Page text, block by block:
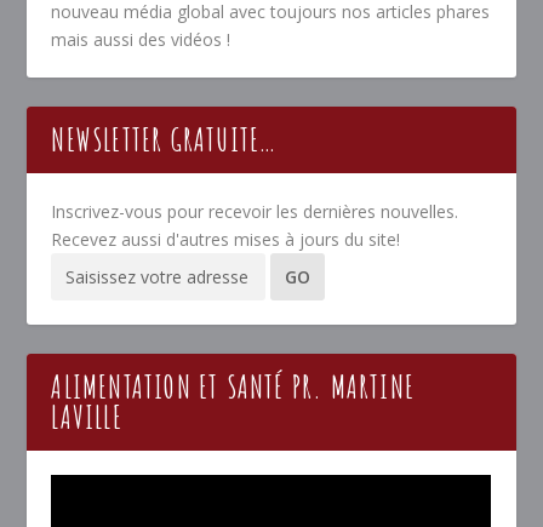
nouveau média global avec toujours nos articles phares
mais aussi des vidéos !
NEWSLETTER GRATUITE…
Inscrivez-vous pour recevoir les dernières nouvelles.
Recevez aussi d'autres mises à jours du site!
ALIMENTATION ET SANTÉ PR. MARTINE
LAVILLE